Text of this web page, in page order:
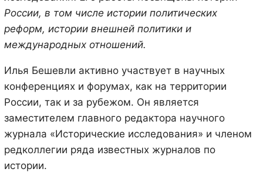
России, в том числе истории политических
реформ, истории внешней политики и
международных отношений.
Илья Бешевли активно участвует в научных
конференциях и форумах, как на территории
России, так и за рубежом. Он является
заместителем главного редактора научного
журнала «Исторические исследования» и членом
редколлегии ряда известных журналов по
истории.